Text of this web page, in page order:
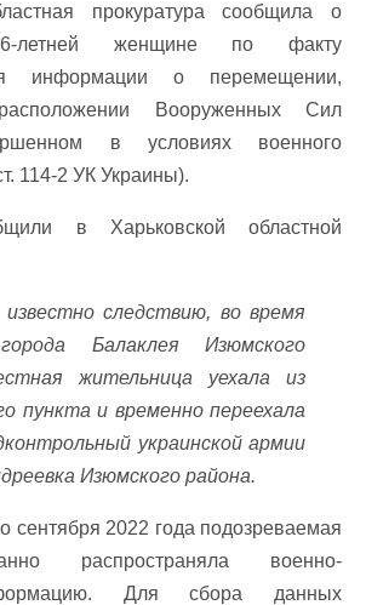
прокуратура сообщила о
летней женщине по факту
информации о перемещении,
Вооруженных Сил
в условиях военного
114-2 УК Украины).
в Харьковской областной
следствию, во время
Балаклея Изюмского
жительница уехала из
пункта и временно переехала
украинской армии
Изюмского района.
сентября 2022 года подозреваемая
распространяла военно-
Для сбора данных